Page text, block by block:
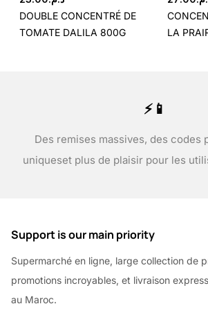
DOUBLE CONCENTRÉ DE
TOMATE DALILA 800G
LA
⚡📱
Des remises massives, des codes
uniqueset plus de plaisir pour les
Support is our main priority
Supermarché en ligne, large collection de
promotions incroyables, et livraison
au Maroc.